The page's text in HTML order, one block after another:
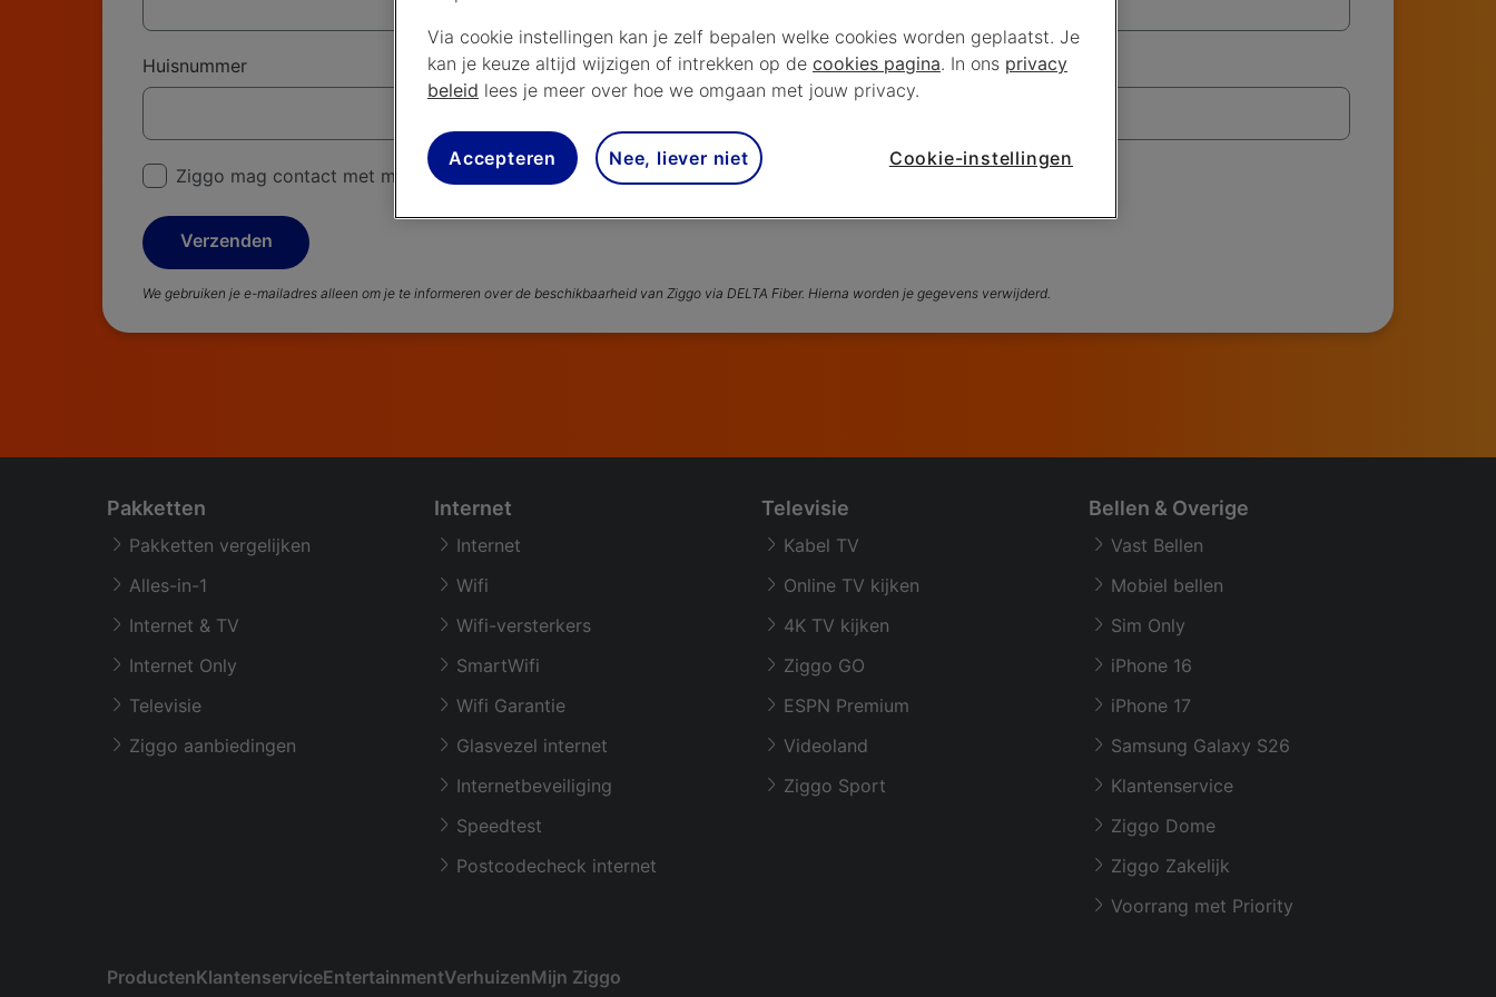
Huisnummer
Ziggo mag contact met mij opnemen over de beschikbaarheid van Ziggo via DELTA Fiber
Verzenden
We gebruiken je e-mailadres alleen om je te informeren over de beschikbaarheid van Ziggo via DELTA Fiber. Hierna worden je gegevens verwijderd.
Pakketten
Pakketten vergelijken
Alles-in-1
Internet & TV
Internet Only
Televisie
Ziggo aanbiedingen
Internet
Internet
Wifi
Wifi-versterkers
SmartWifi
Wifi Garantie
Glasvezel internet
Internetbeveiliging
Speedtest
Postcodecheck internet
Televisie
Kabel TV
Online TV kijken
4K TV kijken
Ziggo GO
ESPN Premium
Videoland
Ziggo Sport
Bellen & Overige
Vast Bellen
Mobiel bellen
Sim Only
iPhone 16
iPhone 17
Samsung Galaxy S26
Klantenservice
Ziggo Dome
Ziggo Zakelijk
Voorrang met Priority
ProductenKlantenserviceEntertainmentVerhuizenMijn Ziggo
Via cookie instellingen kan je zelf bepalen welke cookies worden geplaatst. Je
kan je keuze altijd wijzigen of intrekken op de cookies pagina. In ons privacy
beleid lees je meer over hoe we omgaan met jouw privacy.
Accepteren Nee, liever niet Cookie-instellingen